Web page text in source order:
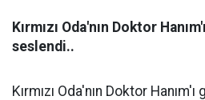
Kırmızı Oda'nın Doktor
seslendi..
Kırmızı Oda'nın Doktor